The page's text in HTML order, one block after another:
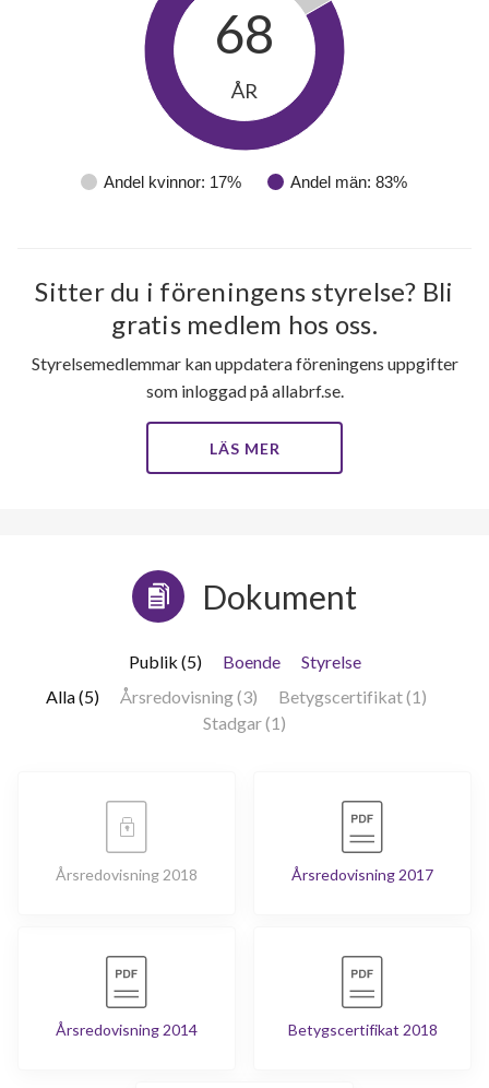
31
Andel kvinnor: 17% Andel män: 83%
68
ÅR
Sitter du i föreningens styrelse? Bli
gratis medlem hos oss.
Styrelsemedlemmar kan uppdatera föreningens uppgifter
som inloggad på allabrf.se.
LÄS MER
Dokument
Publik (5) Boende
Styrelse
Alla (5)
Årsredovisning (3)
Betygscertifikat (1)
Stadgar (1)
Årsredovisning 2018 Årsredovisning 2017
Årsredovisning 2014 Betygscertifikat 2018